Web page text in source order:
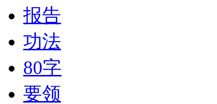
报告
功法
80字
要领